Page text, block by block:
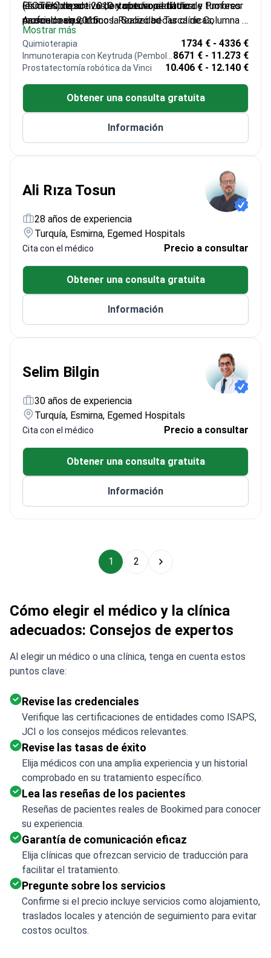
(TOTEK) desde 2010 y obtuvo el título de Profesor
Asociado en 2015.
lesiones deportivas, ortopedia pediátrica y tumores
musculoesqueléticos. Realizó becas clínicas,
incluyendo una en el UCLA Spine Center. Ha
publicado más de 35 artículos y capítulos de libros
revisados por pares a nivel internacional,
ortopédica.
Es miembro activo de varias sociedades
profesionales, como la Sociedad Turca de Columna y
la Sociedad Turca de Lesiones Deportivas. El Dr.
Kömürcü ha ocupado cargos académicos y
administrativos importantes, y ha formado a
Mostrar más
Quimioterapia 1734 € - 4336 €
8671 € - 11.273 €
Prostatectomía robótica da Vinci 10.406 € - 12.140 €
Obtener una consulta gratuita
Información
Ali Rıza Tosun
28 años de experiencia
Turquía, Esmirna, Egemed Hospitals
Cita con el médico Precio a consultar
Obtener una consulta gratuita
Información
Selim Bilgin
30 años de experiencia
Turquía, Esmirna, Egemed Hospitals
Cita con el médico Precio a consultar
Obtener una consulta gratuita
Información
1 2
Cómo elegir el médico y la clínica
adecuados: Consejos de expertos
Al elegir un médico o una clínica, tenga en cuenta estos
puntos clave:
Revise las credenciales
Verifique las certificaciones de entidades como ISAPS,
JCI o los consejos médicos relevantes.
Revise las tasas de éxito
Elija médicos con una amplia experiencia y un historial
comprobado en su tratamiento específico.
Lea las reseñas de los pacientes
Reseñas de pacientes reales de Bookimed para conocer
su experiencia.
Garantía de comunicación eficaz
Elija clínicas que ofrezcan servicio de traducción para
facilitar el tratamiento.
Pregunte sobre los servicios
Confirme si el precio incluye servicios como alojamiento,
traslados locales y atención de seguimiento para evitar
costos ocultos.